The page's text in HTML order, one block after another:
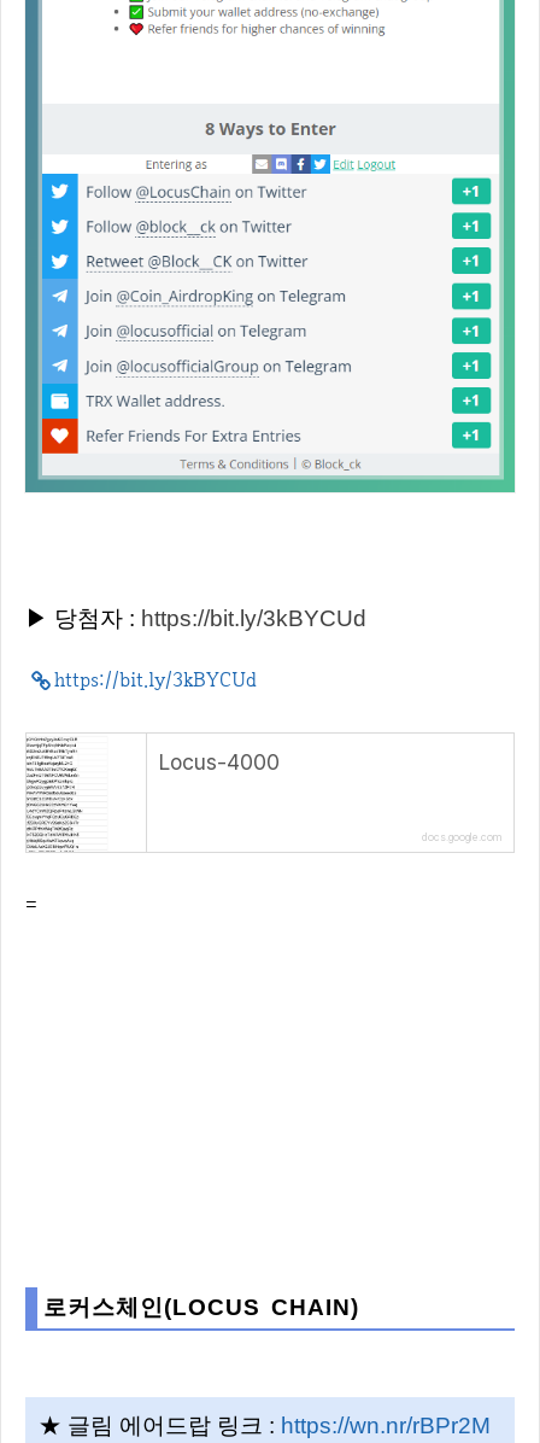
▶ 당첨자 : https://bit.ly/3kBYCUd
https://bit.ly/3kBYCUd
Locus-4000
docs.google.com
=
로커스체인(LOCUS CHAIN)
★ 글림 에어드랍 링크 : https://wn.nr/rBPr2M